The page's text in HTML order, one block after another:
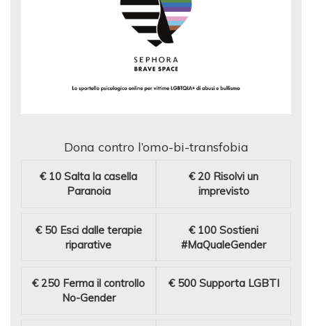
Dona contro l’omo-bi-transfobia
€ 10 Salta la casella
Paranoia
€ 20 Risolvi un
imprevisto
€ 50 Esci dalle terapie
riparative
€ 100 Sostieni
#MaQualeGender
€ 250 Ferma il controllo
No-Gender
€ 500 Supporta LGBTI